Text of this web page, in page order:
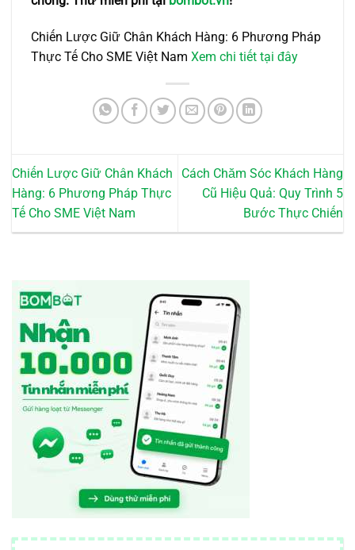
Chiến Lược Giữ Chân Khách Hàng: 6 Phương Pháp
Thực Tế Cho SME Việt Nam Xem chi tiết tại đây
Chiến Lược Giữ Chân Khách
Hàng: 6 Phương Pháp Thực
Tế Cho SME Việt Nam
Cách Chăm Sóc Khách Hàng
Cũ Hiệu Quả: Quy Trình 5
Bước Thực Chiến